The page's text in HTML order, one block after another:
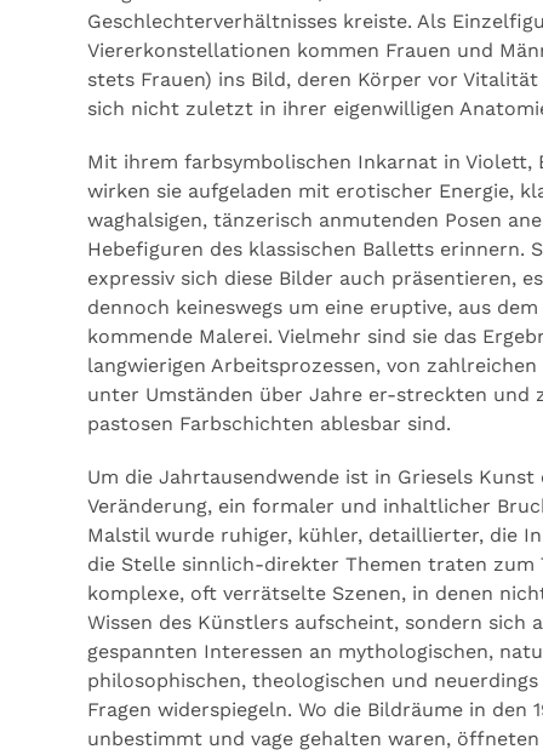
Geschlechterverhältnisses kreiste. Als
Viererkonstellationen kommen Frauen und
stets Frauen) ins Bild, deren Körper vor
sich nicht zuletzt in ihrer eigenwilligen
Mit ihrem farbsymbolischen Inkarnat in Violett,
wirken sie aufgeladen mit erotischer Energie,
waghalsigen, tänzerisch anmutenden Posen
Hebefiguren des klassischen Balletts erinnern.
expressiv sich diese Bilder auch präsentieren,
dennoch keineswegs um eine eruptive, aus
kommende Malerei. Vielmehr sind sie das
langwierigen Arbeitsprozessen, von
unter Umständen über Jahre er-streckten und
pastosen Farbschichten ablesbar sind.
Um die Jahrtausendwende ist in Griesels Kunst
Veränderung, ein formaler und inhaltlicher
Malstil wurde ruhiger, kühler, detaillierter, die
die Stelle sinnlich-direkter Themen traten zum
komplexe, oft verrätselte Szenen, in denen
Wissen des Künstlers aufscheint, sondern sich
gespannten Interessen an mythologischen,
philosophischen, theologischen und
Fragen widerspiegeln. Wo die Bildräume in den
unbestimmt und vage gehalten waren,